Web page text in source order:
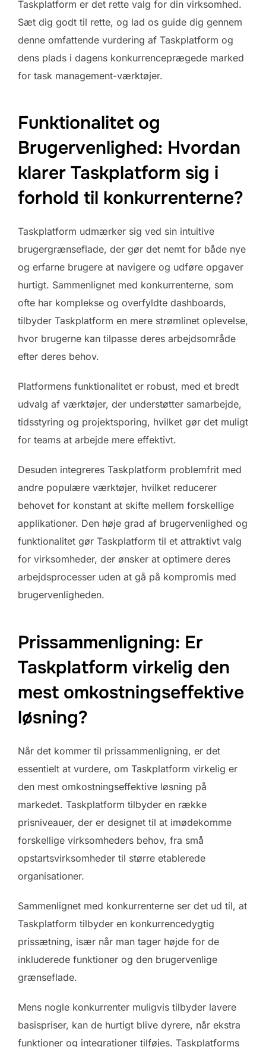
Taskplatform er det rette valg for din virksomhed.
Sæt dig godt til rette, og lad os guide dig gennem
denne omfattende vurdering af Taskplatform og
dens plads i dagens konkurrenceprægede marked
for task management-værktøjer.
Funktionalitet og
Brugervenlighed: Hvordan
klarer Taskplatform sig i
forhold til konkurrenterne?
Taskplatform udmærker sig ved sin intuitive
brugergrænseflade, der gør det nemt for både nye
og erfarne brugere at navigere og udføre opgaver
hurtigt. Sammenlignet med konkurrenterne, som
ofte har komplekse og overfyldte dashboards,
tilbyder Taskplatform en mere strømlinet oplevelse,
hvor brugerne kan tilpasse deres arbejdsområde
efter deres behov.
Platformens funktionalitet er robust, med et bredt
udvalg af værktøjer, der understøtter samarbejde,
tidsstyring og projektsporing, hvilket gør det muligt
for teams at arbejde mere effektivt.
Desuden integreres Taskplatform problemfrit med
andre populære værktøjer, hvilket reducerer
behovet for konstant at skifte mellem forskellige
applikationer. Den høje grad af brugervenlighed og
funktionalitet gør Taskplatform til et attraktivt valg
for virksomheder, der ønsker at optimere deres
arbejdsprocesser uden at gå på kompromis med
brugervenligheden.
Prissammenligning: Er
Taskplatform virkelig den
mest omkostningseffektive
løsning?
Når det kommer til prissammenligning, er det
essentielt at vurdere, om Taskplatform virkelig er
den mest omkostningseffektive løsning på
markedet. Taskplatform tilbyder en række
prisniveauer, der er designet til at imødekomme
forskellige virksomheders behov, fra små
opstartsvirksomheder til større etablerede
organisationer.
Sammenlignet med konkurrenterne ser det ud til, at
Taskplatform tilbyder en konkurrencedygtig
prissætning, især når man tager højde for de
inkluderede funktioner og den brugervenlige
grænseflade.
Mens nogle konkurrenter muligvis tilbyder lavere
basispriser, kan de hurtigt blive dyrere, når ekstra
funktioner og integrationer tilføjes. Taskplatforms